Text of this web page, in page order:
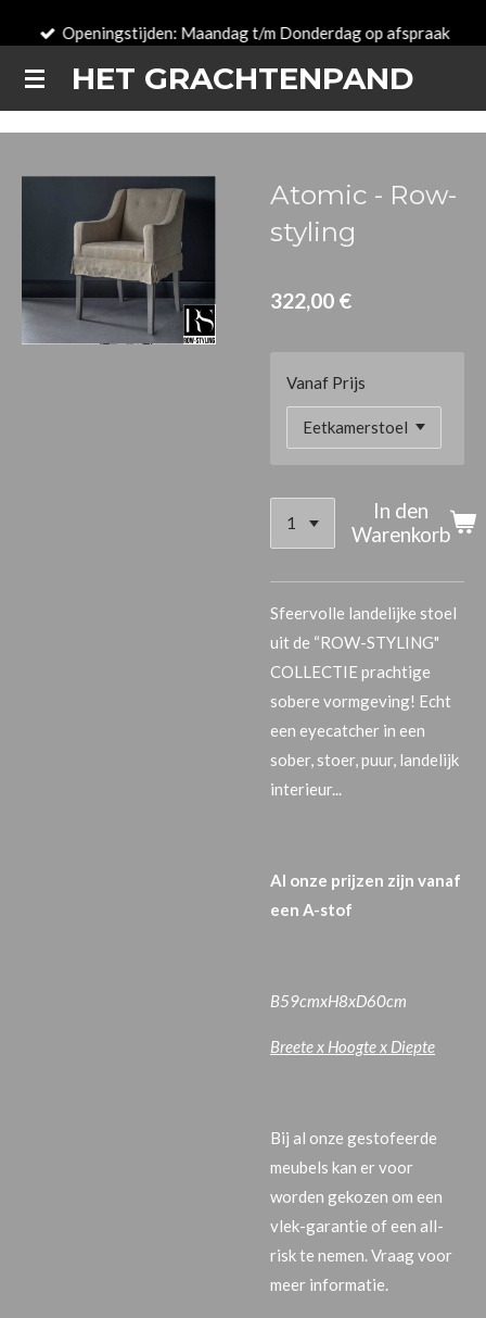
springen HET GRACHTENPAND
Openingstijden: Maandag t/m Donderdag op afspraak
Atomic - Row-
styling
322,00 €
Vanaf Prijs
In den
Warenkorb
Sfeervolle landelijke stoel
uit de “ROW-STYLING"
COLLECTIE prachtige
sobere vormgeving! Echt
een eyecatcher in een
sober, stoer, puur, landelijk
interieur...
Al onze prijzen zijn vanaf
een A-stof
B59cmxH8xD60cm
Breete x Hoogte x Diepte
Bij al onze gestofeerde
meubels kan er voor
worden gekozen om een
vlek-garantie of een all-
risk te nemen. Vraag voor
meer informatie.